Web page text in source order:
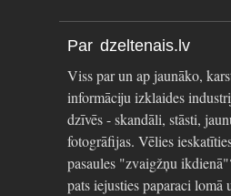
Par dzeltenais.lv
Viss par un ap jaunāko,
informāciju izklaides
dzīvēs - skandāli, stāsti,
fotogrāfijas. Vēlies
pasaules "zvaigžņu
pats iejusties paparaci lomā